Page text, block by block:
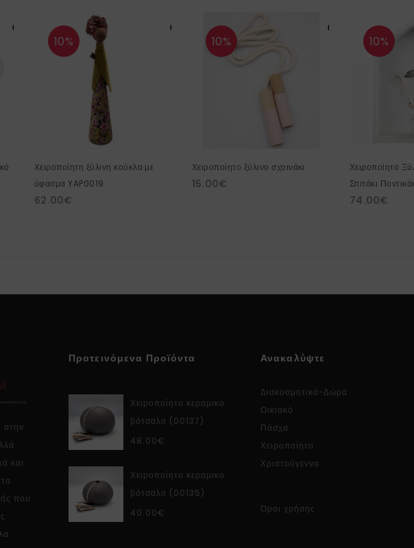
10%
Χειροποίητη ξύλινη κούκλα με
ύφασμα YAP0019
62.00€
10%
Χειροποίητο ξύλινο σχοινάκι
15.00€
10%
Χειροποίητο
Σπιτάκι
74.00€
στην
και
που
Προτεινόμενα Προϊόντα
Χειροποίητο κεραμικό
βότσαλο (00137)
48.00€
Χειροποίητο κεραμικό
βότσαλο (00135)
40.00€
Ανακαλύψτε
Διακοσμητικά-Δώρα
Οικιακό
Πάσχα
Χειροποίητο
Χριστούγεννα
Όροι χρήσης